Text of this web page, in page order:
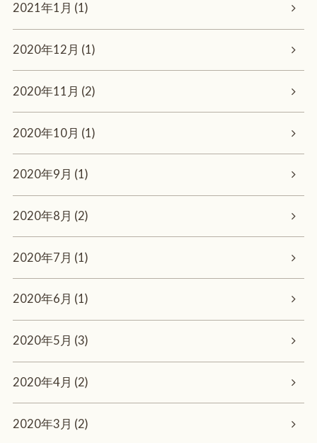
2021年1月 (1)
2020年12月 (1)
2020年11月 (2)
2020年10月 (1)
2020年9月 (1)
2020年8月 (2)
2020年7月 (1)
2020年6月 (1)
2020年5月 (3)
2020年4月 (2)
2020年3月 (2)